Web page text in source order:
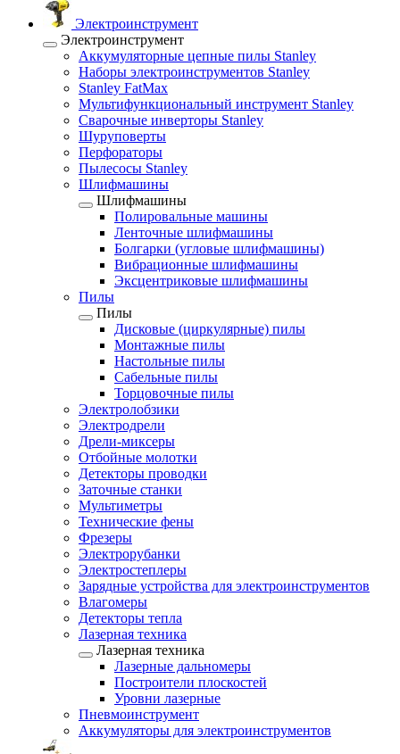
Электроинструмент
Электроинструмент
Аккумуляторные цепные пилы Stanley
Наборы электроинструментов Stanley
Stanley FatMax
Мультифункциональный инструмент Stanley
Сварочные инверторы Stanley
Шуруповерты
Перфораторы
Пылесосы Stanley
Шлифмашины
Шлифмашины
Полировальные машины
Ленточные шлифмашины
Болгарки (угловые шлифмашины)
Вибрационные шлифмашины
Эксцентриковые шлифмашины
Пилы
Пилы
Дисковые (циркулярные) пилы
Монтажные пилы
Настольные пилы
Сабельные пилы
Торцовочные пилы
Электролобзики
Электродрели
Дрели-миксеры
Отбойные молотки
Детекторы проводки
Заточные станки
Мультиметры
Технические фены
Фрезеры
Электрорубанки
Электростеплеры
Зарядные устройства для электроинструментов
Влагомеры
Детекторы тепла
Лазерная техника
Лазерная техника
Лазерные дальномеры
Построители плоскостей
Уровни лазерные
Пневмоинструмент
Аккумуляторы для электроинструментов